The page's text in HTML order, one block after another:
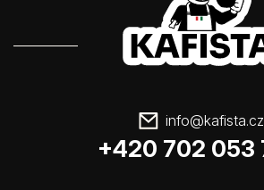
info@kafista.cz
+420 702 053